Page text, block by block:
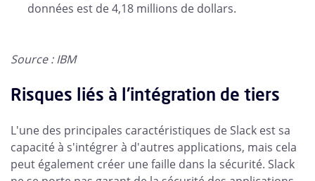
données est de 4,18 millions de dollars.
Source : IBM
Risques liés à l'intégration de tiers
L'une des principales caractéristiques de Slack est sa
capacité à s'intégrer à d'autres applications, mais cela
peut également créer une faille dans la sécurité. Slack